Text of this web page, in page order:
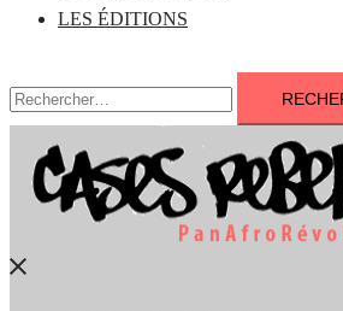
LES ÉDITIONS
Rechercher :
Fermer